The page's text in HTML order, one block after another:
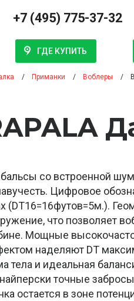
+7 (495) 775-37-32
ГДЕ КУПИТЬ
Приманки Воблеры
со встроенной
Цифровое
(DT16=16футов=5м.).
что позволяет
Мощные
наделяют DT
тела и идеальная
точные
остается в зоне